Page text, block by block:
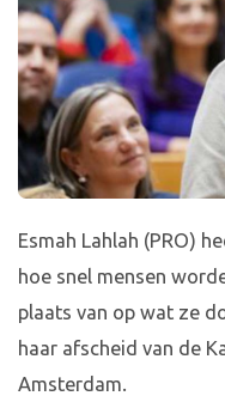
Esmah Lahlah (PRO)
hoe snel mensen
plaats van op wat ze
haar afscheid van de
Amsterdam.